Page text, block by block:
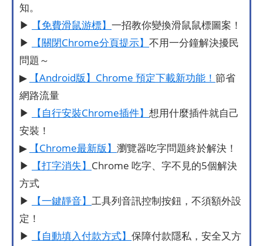
知。
▶
【免費滑鼠游標】 一招教你變換滑鼠鼠標圖案！
▶
【關閉Chrome分頁提示】 不用一分鐘解決擾民
問題～
▶
【Android版】Chrome 預定下載新功能！ 節省
網路流量
▶
【自行安裝Chrome插件】 想用什麼插件就自己
安裝！
▶
【Chrome最新版】 瀏覽器吃字問題終於解決！
▶
【打字消失】 Chrome 吃字、字不見的5個解決
方式
▶
【一鍵靜音】 工具列音訊控制按鈕，不須額外設
定！
▶
【自動填入付款方式】 保障付款隱私，安全又方